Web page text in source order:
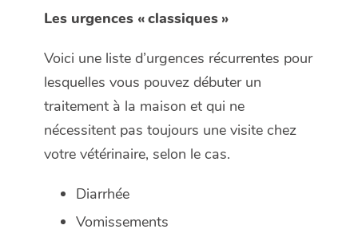
Les urgences « classiques »
Voici une liste d’urgences récurrentes pour
lesquelles vous pouvez débuter un
traitement à la maison et qui ne
nécessitent pas toujours une visite chez
votre vétérinaire, selon le cas.
Diarrhée
Vomissements